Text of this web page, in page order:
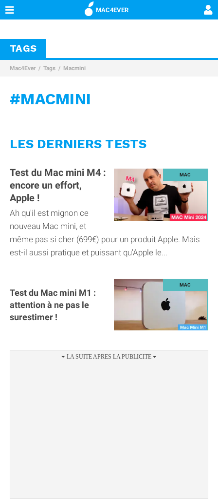
MAC4EVER
TAGS
Mac4Ever Tags Macmini
#MACMINI
LES DERNIERS TESTS
Test du Mac mini M4 :
encore un effort,
Apple !
Ah qu'il est mignon ce
nouveau Mac mini, et
même pas si cher (699€) pour un produit Apple. Mais
est-il aussi pratique et puissant qu'Apple le...
Test du Mac mini M1 :
attention à ne pas le
surestimer !